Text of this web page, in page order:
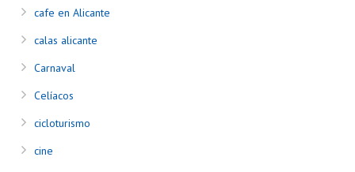
cafe en Alicante
calas alicante
Carnaval
Celíacos
cicloturismo
cine